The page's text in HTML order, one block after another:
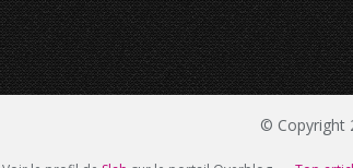
© Copyright